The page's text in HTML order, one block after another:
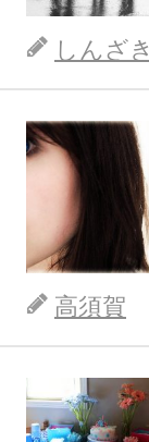
しんざき
高須賀